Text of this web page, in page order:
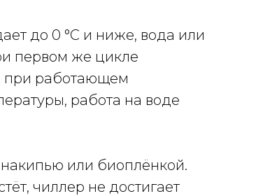
до 0 °С и ниже, вода или
первом же цикле
при работающем
работа на воде
или биоплёнкой.
чиллер не достигает